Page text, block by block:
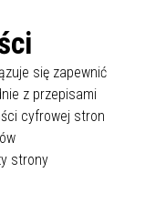
się zapewnić
z przepisami
cyfrowej stron
strony